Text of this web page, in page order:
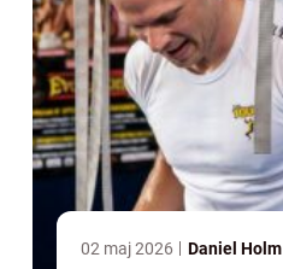
02 maj 2026 Daniel Holm